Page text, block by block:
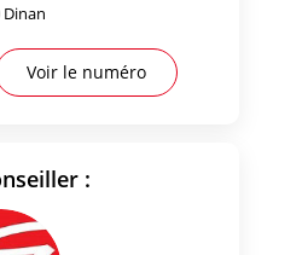
Dinan
Voir le numéro
: